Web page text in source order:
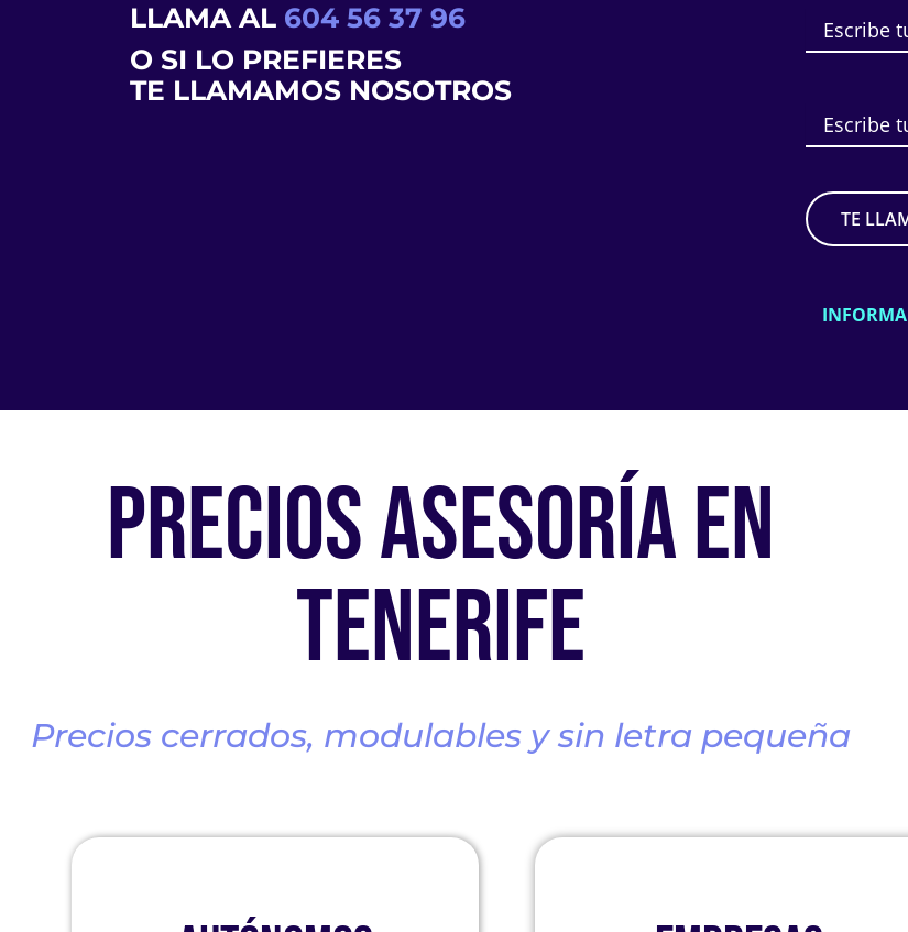
LLAMA AL 604 56 37 96
O SI LO PREFIERES
TE LLAMAMOS NOSOTROS
PRECIOS ASESORÍA EN
TENERIFE
Precios cerrados, modulables y sin letra pequeña